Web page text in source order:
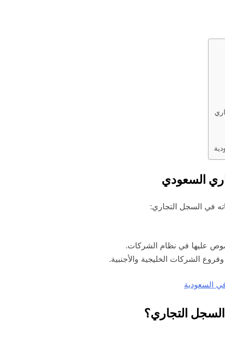
السعودي
في السجل التجاري:
عليها في نظام الشركات.
الشركات الخليجية والأجنبية.
السعودية
السجل التجاري؟